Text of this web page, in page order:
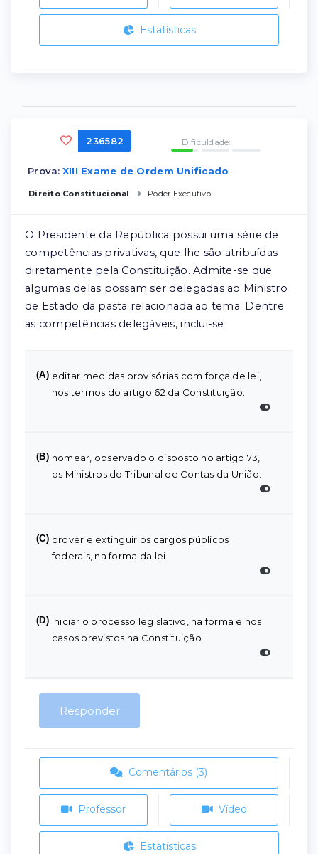
Estatísticas
236582 Dificuldade:
Prova: XIII Exame de Ordem Unificado
Direito Constitucional Poder Executivo
O Presidente da República possui uma série de
competências privativas, que lhe são atribuídas
diretamente pela Constituição. Admite-se que
algumas delas possam ser delegadas ao Ministro
de Estado da pasta relacionada ao tema. Dentre
as competências delegáveis, inclui-se
(A) editar medidas provisórias com força de lei,
nos termos do artigo 62 da Constituição.
(B) nomear, observado o disposto no artigo 73,
os Ministros do Tribunal de Contas da União.
(C) prover e extinguir os cargos públicos
federais, na forma da lei.
(D) iniciar o processo legislativo, na forma e nos
casos previstos na Constituição.
Responder
Comentários (3)
Professor Vídeo
Estatísticas